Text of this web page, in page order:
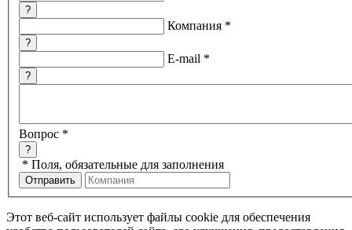
?
Компания *
?
E-mail *
?
Вопрос *
?
* Поля, обязательные для заполнения
Этот веб-сайт использует файлы cookie для обеспечения